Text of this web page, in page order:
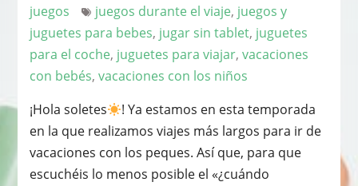
juegos
juegos durante el viaje, juegos y
juguetes para bebes, jugar sin tablet, juguetes
para el coche, juguetes para viajar, vacaciones
con bebés, vacaciones con los niños
¡Hola soletes
! Ya estamos en esta temporada
en la que realizamos viajes más largos para ir de
vacaciones con los peques. Así que, para que
escuchéis lo menos posible el «¿cuándo